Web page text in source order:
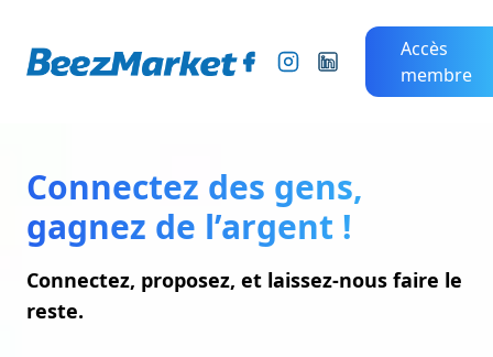
Accès
membre
Connectez des gens,
gagnez de l’argent !
Connectez, proposez, et laissez-nous faire le
reste.